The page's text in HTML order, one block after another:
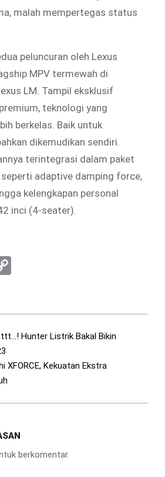
malah mempertegas status
peluncuran oleh Lexus
MPV termewah di
LM. Tampil eksklusif
teknologi yang
berkelas. Baik untuk
dikemudikan sendiri.
terintegrasi dalam paket
adaptive damping force,
kelengkapan personal
inci (4-seater).
Hunter Listrik Bakal Bikin
XFORCE, Kekuatan Ekstra
berkomentar.